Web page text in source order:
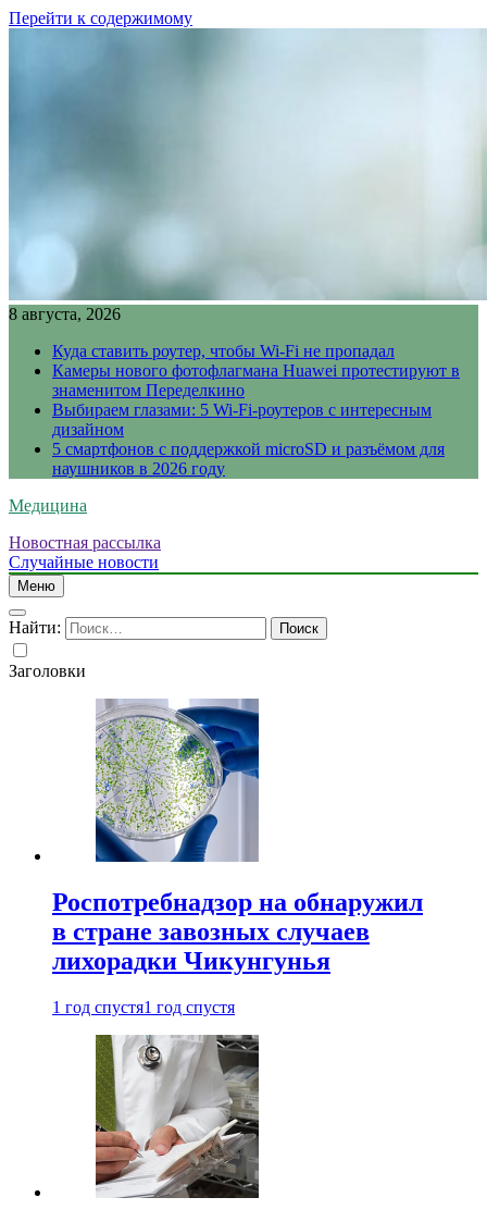
Перейти к содержимому
8 августа, 2026
Куда ставить роутер, чтобы Wi-Fi не пропадал
Камеры нового фотофлагмана Huawei протестируют в
знаменитом Переделкино
Выбираем глазами: 5 Wi-Fi-роутеров с интересным
дизайном
5 смартфонов с поддержкой microSD и разъёмом для
наушников в 2026 году
Медицина
Новостная рассылка
Случайные новости
Меню
Найти:
Заголовки
Роспотребнадзор на обнаружил
в стране завозных случаев
лихорадки Чикунгунья
1 год спустя1 год спустя